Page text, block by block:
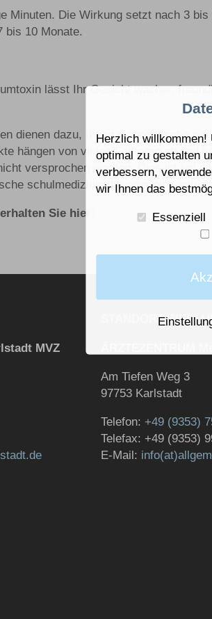
Minuten. Die Wirkung setzt nach 3
bis 10 Monate.
lässt Ihr Gesicht wacher,
dienen dazu, Ihnen diagnostische
hängen von vielen Faktoren ab und
versprochen werden. Dies ist bei
schulmedizinische oder eine
Sie hier:
MVZ
STANDORT
Am Tiefen Weg 3
97753 Karlstadt
Telefon: +49 (9353)
Telefax: +49 (9353)
E-Mail:
Herzlich willkommen!
optimal zu gestalten
verbessern,
wir Ihnen das
Essenziell